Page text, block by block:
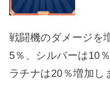
戦闘機のダメージを
5％、シルバーは10
ラチナは20％増加し